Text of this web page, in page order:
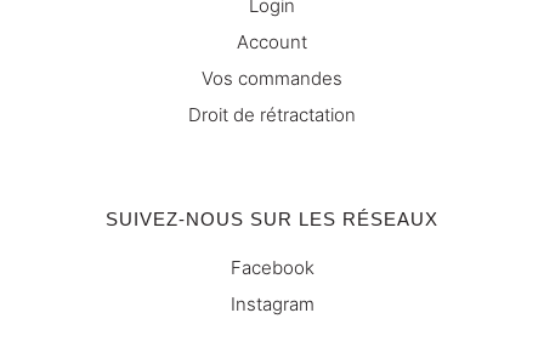
Login
Account
Vos commandes
Droit de rétractation
SUIVEZ-NOUS SUR LES RÉSEAUX
Facebook
Instagram